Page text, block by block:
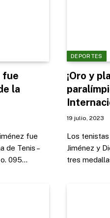
fue
la
fue
de Tenis –
095…
DEPORTES
¡Oro y
19 julio, 2023
Los
Jiménez y
tres